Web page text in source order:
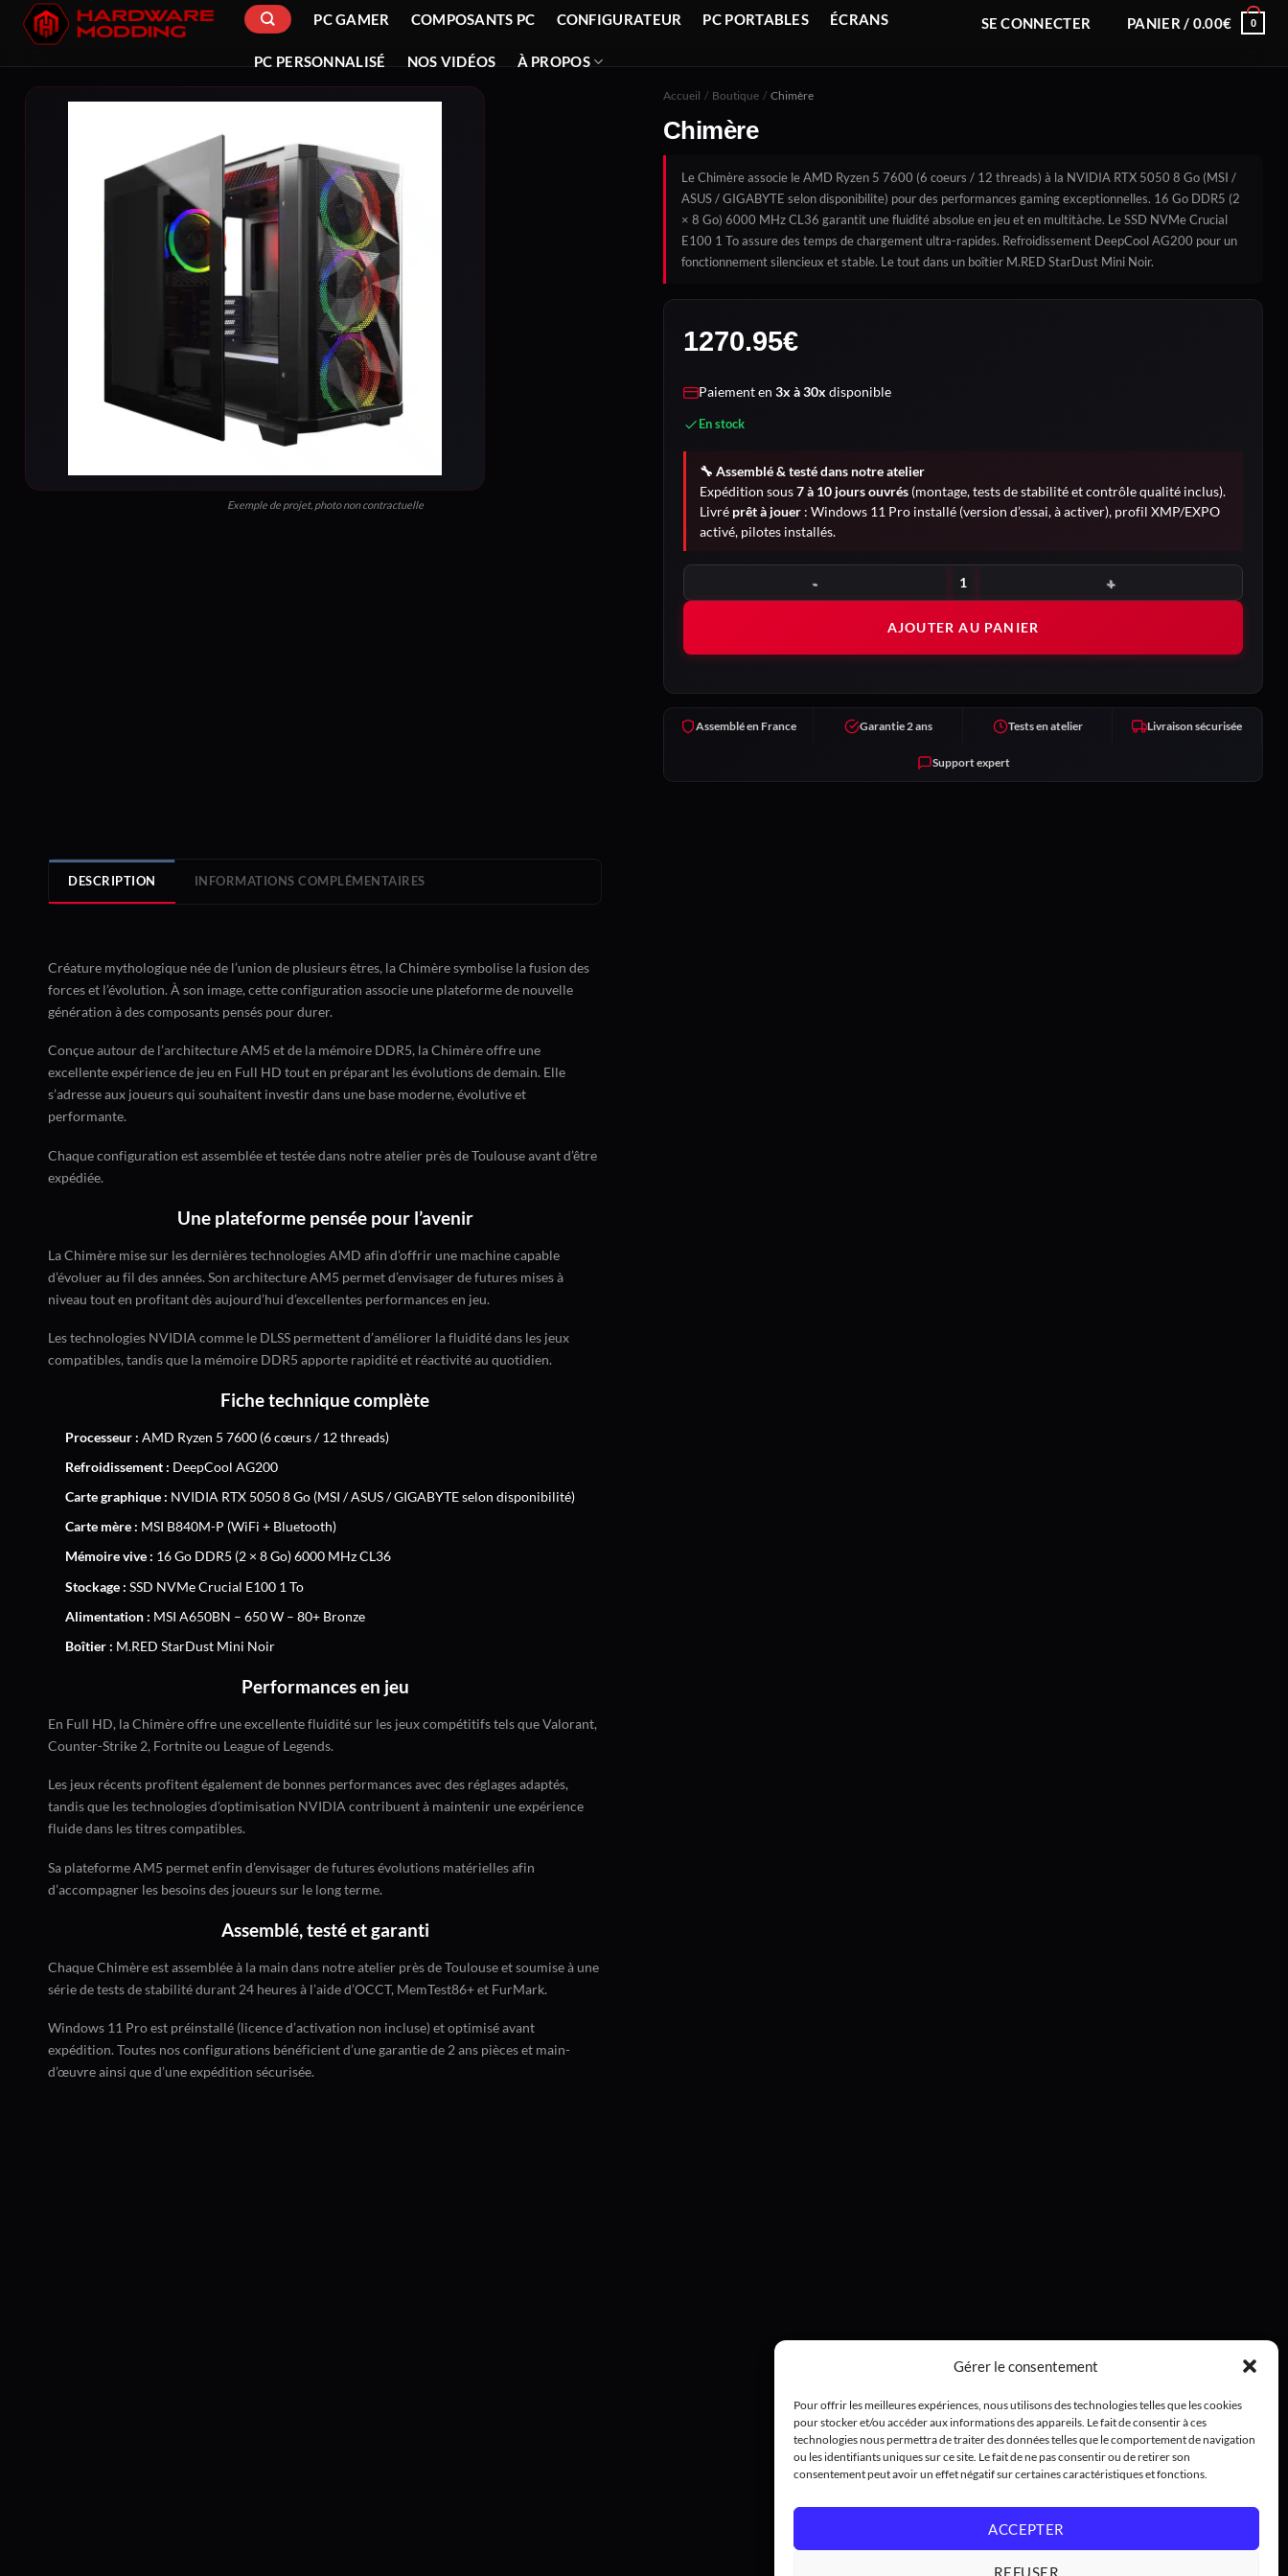
Gérer le consentement
Pour offrir les meilleures expériences, nous utilisons des technologies telles que les cookies
pour stocker et/ou accéder aux informations des appareils. Le fait de consentir à ces
technologies nous permettra de traiter des données telles que le comportement de navigation
ou les identifiants uniques sur ce site. Le fait de ne pas consentir ou de retirer son
consentement peut avoir un effet négatif sur certaines caractéristiques et fonctions.
ACCEPTER
REFUSER
Passer
PC GAMER COMPOSANTS PC CONFIGURATEUR PC PORTABLES ÉCRANS
PC PERSONNALISÉ NOS VIDÉOS À PROPOS
SE CONNECTER PANIER / 0.00€ 0
Exemple de projet, photo non contractuelle
Accueil / Boutique / Chimère
Chimère
Le Chimère associe le AMD Ryzen 5 7600 (6 coeurs / 12 threads) à la NVIDIA RTX 5050 8 Go (MSI /
ASUS / GIGABYTE selon disponibilite) pour des performances gaming exceptionnelles. 16 Go DDR5 (2
× 8 Go) 6000 MHz CL36 garantit une fluidité absolue en jeu et en multitàche. Le SSD NVMe Crucial
E100 1 To assure des temps de chargement ultra-rapides. Refroidissement DeepCool AG200 pour un
fonctionnement silencieux et stable. Le tout dans un boîtier M.RED StarDust Mini Noir.
1270.95€
Paiement en 3x à 30x disponible
En stock
🔧 Assemblé & testé dans notre atelier
Expédition sous7 à 10 jours ouvrés (montage, tests de stabilité et contrôle qualité inclus).
Livré prêt à jouer : Windows 11 Pro installé (version d’essai, à activer), profil XMP/EXPO
activé, pilotes installés.
AJOUTER AU PANIER
Assemblé en France Garantie 2 ans Tests en atelier Livraison sécurisée
Support expert
DESCRIPTION INFORMATIONS COMPLÉMENTAIRES
Créature mythologique née de l’union de plusieurs êtres, la Chimère symbolise la fusion des
forces et l’évolution. À son image, cette configuration associe une plateforme de nouvelle
génération à des composants pensés pour durer.
Conçue autour de l’architecture AM5 et de la mémoire DDR5, la Chimère offre une
excellente expérience de jeu en Full HD tout en préparant les évolutions de demain. Elle
s’adresse aux joueurs qui souhaitent investir dans une base moderne, évolutive et
performante.
Chaque configuration est assemblée et testée dans notre atelier près de Toulouse avant d’être
expédiée.
Une plateforme pensée pour l’avenir
La Chimère mise sur les dernières technologies AMD afin d’offrir une machine capable
d’évoluer au fil des années. Son architecture AM5 permet d’envisager de futures mises à
niveau tout en profitant dès aujourd’hui d’excellentes performances en jeu.
Les technologies NVIDIA comme le DLSS permettent d’améliorer la fluidité dans les jeux
compatibles, tandis que la mémoire DDR5 apporte rapidité et réactivité au quotidien.
Fiche technique complète
Processeur : AMD Ryzen 5 7600 (6 cœurs / 12 threads)
Refroidissement : DeepCool AG200
Carte graphique : NVIDIA RTX 5050 8 Go (MSI / ASUS / GIGABYTE selon disponibilité)
Carte mère : MSI B840M-P (WiFi + Bluetooth)
Mémoire vive : 16 Go DDR5 (2 × 8 Go) 6000 MHz CL36
Stockage : SSD NVMe Crucial E100 1 To
Alimentation : MSI A650BN – 650 W – 80+ Bronze
Boîtier : M.RED StarDust Mini Noir
Performances en jeu
En Full HD, la Chimère offre une excellente fluidité sur les jeux compétitifs tels que Valorant,
Counter-Strike 2, Fortnite ou League of Legends.
Les jeux récents profitent également de bonnes performances avec des réglages adaptés,
tandis que les technologies d’optimisation NVIDIA contribuent à maintenir une expérience
fluide dans les titres compatibles.
Sa plateforme AM5 permet enfin d’envisager de futures évolutions matérielles afin
d’accompagner les besoins des joueurs sur le long terme.
Assemblé, testé et garanti
Chaque Chimère est assemblée à la main dans notre atelier près de Toulouse et soumise à une
série de tests de stabilité durant 24 heures à l’aide d’OCCT, MemTest86+ et FurMark.
Windows 11 Pro est préinstallé (licence d’activation non incluse) et optimisé avant
expédition. Toutes nos configurations bénéficient d’une garantie de 2 ans pièces et main-
d’œuvre ainsi que d’une expédition sécurisée.